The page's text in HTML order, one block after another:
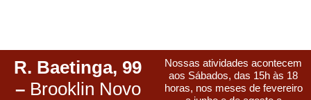
R. Baetinga, 99
– Brooklin Novo
Nossas atividades acontecem
aos Sábados, das 15h às 18
horas, nos meses de fevereiro